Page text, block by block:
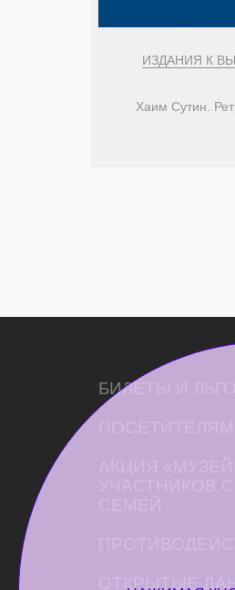
ИЗДАНИЯ К
Хаим Сутин.
БИЛЕТЫ И